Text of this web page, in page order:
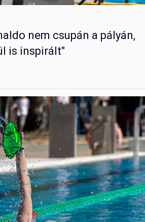
nem csupán a pályán,
is inspirált"